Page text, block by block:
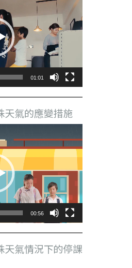
01:01
天氣的應變措施
00:56
天氣情況下的停課